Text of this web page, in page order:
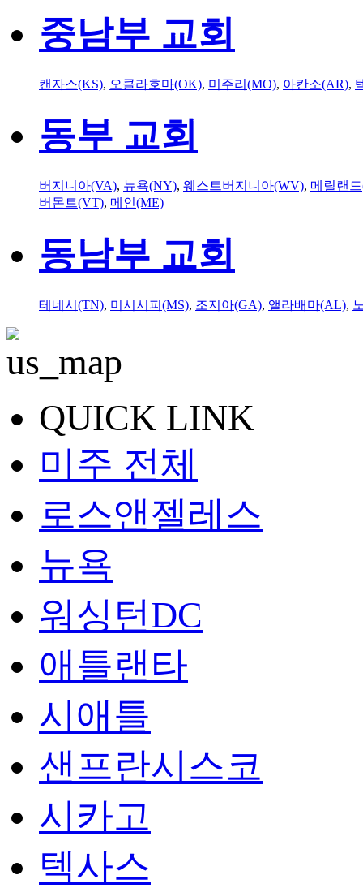
중남부 교회
캔자스(KS), 오클라호마(OK), 미주리(MO), 아칸소(AR),
동부 교회
버지니아(VA), 뉴욕(NY), 웨스트버지니아(WV), 메릴랜
버몬트(VT), 메인(ME)
동남부 교회
테네시(TN), 미시시피(MS), 조지아(GA), 앨라배마(AL),
QUICK LINK
미주 전체
로스앤젤레스
뉴욕
워싱턴DC
애틀랜타
시애틀
샌프란시스코
시카고
텍사스